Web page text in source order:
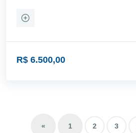
R$ 6.500,00
« 1 2 3